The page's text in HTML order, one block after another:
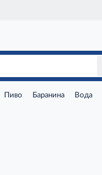
Пиво Баранина Вода